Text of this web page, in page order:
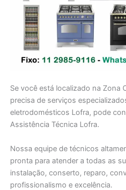
Se você está localizado na Zona
precisa de serviços
eletrodomésticos Lofra, pode
Assistência Técnica Lofra.
Nossa equipe de técnicos
pronta para atender a todas as
instalação, conserto, reparo,
profissionalismo e excelência.